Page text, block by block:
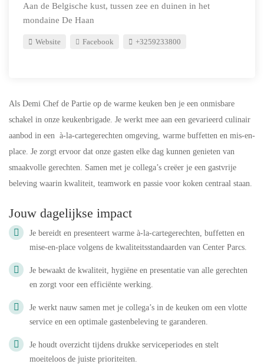
Aan de Belgische kust, tussen zee en duinen in het
mondaine De Haan
Website Facebook +3259233800
Als Demi Chef de Partie op de warme keuken ben je een onmisbare
schakel in onze keukenbrigade. Je werkt mee aan een gevarieerd culinair
aanbod in een à-la-cartegerechten omgeving, warme buffetten en mis-en-
place. Je zorgt ervoor dat onze gasten elke dag kunnen genieten van
smaakvolle gerechten. Samen met je collega’s creëer je een gastvrije
beleving waarin kwaliteit, teamwork en passie voor koken centraal staan.
Jouw dagelijkse impact
Je bereidt en presenteert warme à-la-cartegerechten, buffetten en
mise-en-place volgens de kwaliteitsstandaarden van Center Parcs.
Je bewaakt de kwaliteit, hygiëne en presentatie van alle gerechten
en zorgt voor een efficiënte werking.
Je werkt nauw samen met je collega’s in de keuken om een vlotte
service en een optimale gastenbeleving te garanderen.
Je houdt overzicht tijdens drukke serviceperiodes en stelt
moeiteloos de juiste prioriteiten.